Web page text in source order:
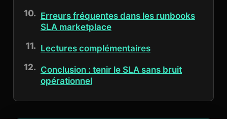
Erreurs fréquentes dans les runbooks
SLA marketplace
Lectures complémentaires
Conclusion : tenir le SLA sans bruit
opérationnel